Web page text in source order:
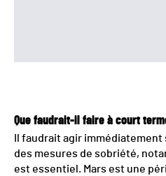
Que faudrait-il faire à court
Il faudrait agir
des mesures de sobriété,
est essentiel. Mars est une